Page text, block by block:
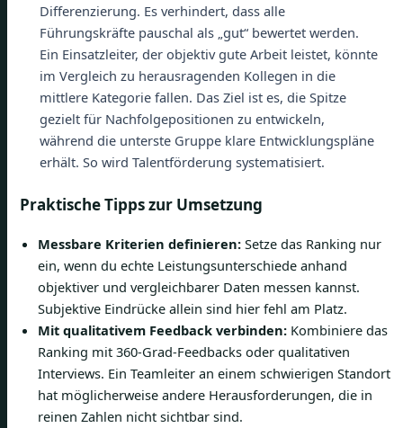
Differenzierung. Es verhindert, dass alle
Führungskräfte pauschal als „gut“ bewertet werden.
Ein Einsatzleiter, der objektiv gute Arbeit leistet, könnte
im Vergleich zu herausragenden Kollegen in die
mittlere Kategorie fallen. Das Ziel ist es, die Spitze
gezielt für Nachfolgepositionen zu entwickeln,
während die unterste Gruppe klare Entwicklungspläne
erhält. So wird Talentförderung systematisiert.
Praktische Tipps zur Umsetzung
Messbare Kriterien definieren: Setze das Ranking nur
ein, wenn du echte Leistungsunterschiede anhand
objektiver und vergleichbarer Daten messen kannst.
Subjektive Eindrücke allein sind hier fehl am Platz.
Mit qualitativem Feedback verbinden: Kombiniere das
Ranking mit 360-Grad-Feedbacks oder qualitativen
Interviews. Ein Teamleiter an einem schwierigen Standort
hat möglicherweise andere Herausforderungen, die in
reinen Zahlen nicht sichtbar sind.